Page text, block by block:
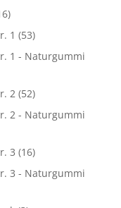
1 (53)
1 - Naturgummi
2 (52)
2 - Naturgummi
3 (16)
3 - Naturgummi